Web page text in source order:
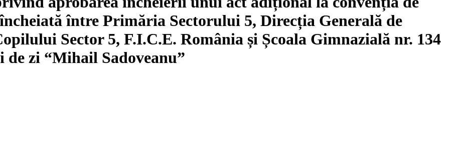
între Primăria Sectorului 5, Direcția Generală de
Sector 5, F.I.C.E. România și Școala Gimnazială nr. 134
zi “Mihail Sadoveanu”